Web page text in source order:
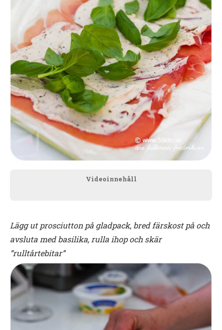
Videoinnehåll
Lägg ut prosciutton på gladpack, bred färskost på och
avsluta med basilika, rulla ihop och skär
”rulltårtebitar”